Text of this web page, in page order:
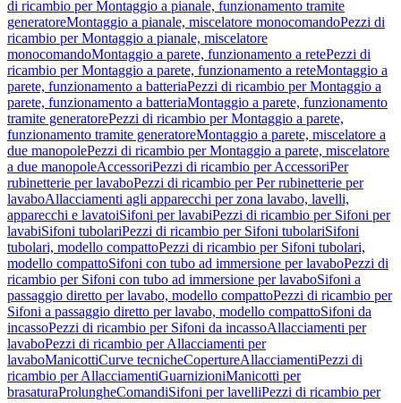
di ricambio per Montaggio a pianale, funzionamento tramite
generatoreMontaggio a pianale, miscelatore monocomandoPezzi di
ricambio per Montaggio a pianale, miscelatore
monocomandoMontaggio a parete, funzionamento a retePezzi di
ricambio per Montaggio a parete, funzionamento a reteMontaggio a
parete, funzionamento a batteriaPezzi di ricambio per Montaggio a
parete, funzionamento a batteriaMontaggio a parete, funzionamento
tramite generatorePezzi di ricambio per Montaggio a parete,
funzionamento tramite generatoreMontaggio a parete, miscelatore a
due manopolePezzi di ricambio per Montaggio a parete, miscelatore
a due manopoleAccessoriPezzi di ricambio per AccessoriPer
rubinetterie per lavaboPezzi di ricambio per Per rubinetterie per
lavaboAllacciamenti agli apparecchi per zona lavabo, lavelli,
apparecchi e lavatoiSifoni per lavabiPezzi di ricambio per Sifoni per
lavabiSifoni tubolariPezzi di ricambio per Sifoni tubolariSifoni
tubolari, modello compattoPezzi di ricambio per Sifoni tubolari,
modello compattoSifoni con tubo ad immersione per lavaboPezzi di
ricambio per Sifoni con tubo ad immersione per lavaboSifoni a
passaggio diretto per lavabo, modello compattoPezzi di ricambio per
Sifoni a passaggio diretto per lavabo, modello compattoSifoni da
incassoPezzi di ricambio per Sifoni da incassoAllacciamenti per
lavaboPezzi di ricambio per Allacciamenti per
lavaboManicottiCurve tecnicheCopertureAllacciamentiPezzi di
ricambio per AllacciamentiGuarnizioniManicotti per
brasaturaProlungheComandiSifoni per lavelliPezzi di ricambio per